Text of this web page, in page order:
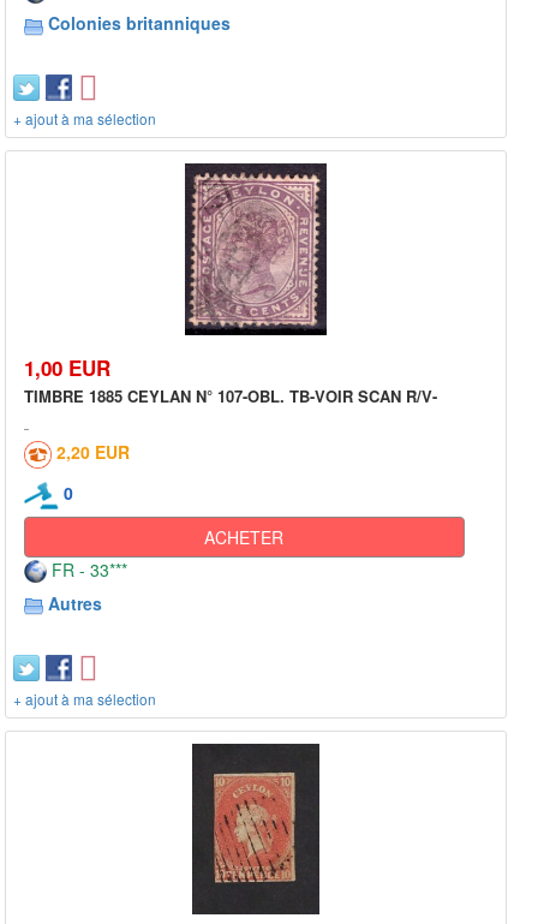
Colonies britanniques
+ ajout à ma sélection
1,00 EUR
TIMBRE 1885 CEYLAN N° 107-OBL. TB-VOIR SCAN R/V-
2,20 EUR
0
ACHETER
FR - 33***
Autres
+ ajout à ma sélection